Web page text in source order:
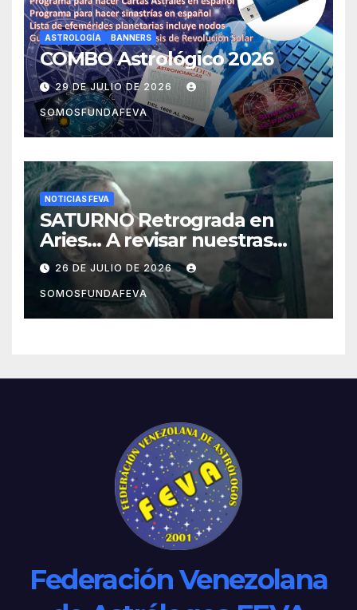
ASTROLOGÍA BANNERS
COMBO Astrológico 2026
29 DE JULIO DE 2026
SOMOSFUNDAFEVA
NOTICIAS FEVA
SATURNO Retrograda en
Aries… A revisar nuestras
acciones pasadas y pensar
mejor las futuras
26 DE JULIO DE 2026
SOMOSFUNDAFEVA
Federación Venezolana